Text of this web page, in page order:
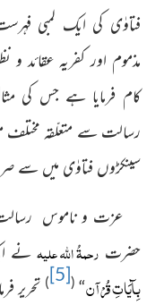
فتاوٰی کی ایک لمبی
مذموم اور کفریہ عقائد
کام فرمایا ہے جس کی
رسالت سے متعلّقہ مختلف
سینکڑوں فتاوٰی میں سے
عزت و ناموس رسالت
حضرت رحمۃُ اللہ علیہ نے
بِآیَاتِ قُرْآن“
(
[5]
) تحریر